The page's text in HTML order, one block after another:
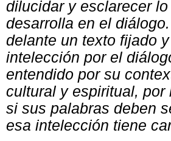
dilucidar y esclarecer
desarrolla en el
delante un texto fijado
intelección por el
entendido por su
cultural y espiritual,
si sus palabras deben
esa intelección tiene